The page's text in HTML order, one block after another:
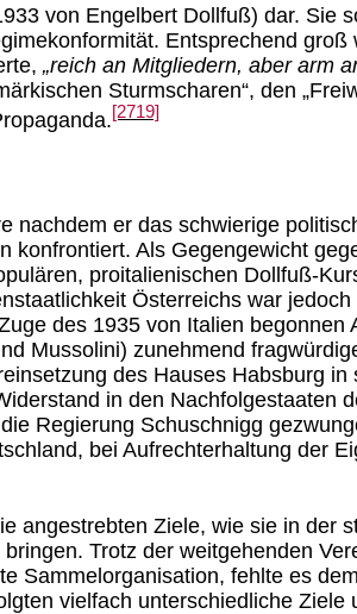
von Engelbert Dollfuß) dar. Sie
Entsprechend groß
„reich an Mitgliedern, aber arm
Sturmscharen“, den
[2719]
nachdem er das schwierige
Als Gegengewicht
proitalienischen Dollfuß-
Österreichs war
des 1935 von Italien begonnen
Mussolini) zunehmend
des Hauses Habsburg
in den Nachfolgestaaten
Regierung Schuschnigg
bei Aufrechterhaltung der
angestrebten Ziele, wie sie in der
Trotz der weitgehenden
Sammelorganisation, fehlte es
vielfach unterschiedliche Ziele